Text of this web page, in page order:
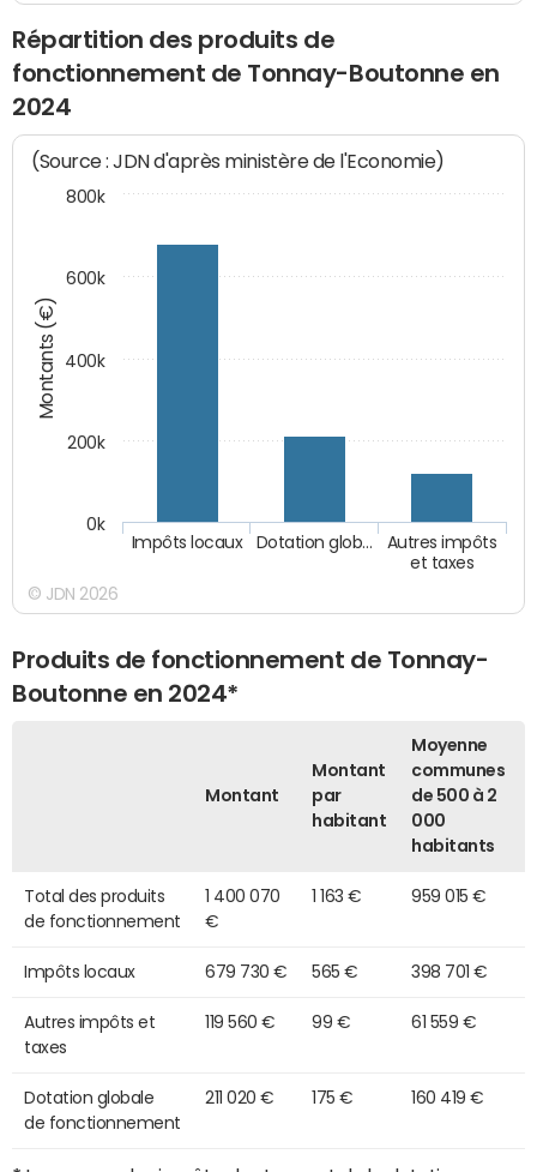
Répartition des produits de
fonctionnement de Tonnay-Boutonne en
2024
Montants (€)
(Source : JDN d'après ministère de l'Economie)
Autres impôts
et taxes
Dotation glob…
Impôts locaux
0k
200k
400k
600k
800k
© JDN 2026
Produits de fonctionnement de Tonnay-
Boutonne en 2024*
Montant
Montant
par
habitant
Moyenne
communes
de 500 à 2
000
habitants
Total des produits
de fonctionnement
1 400 070
€
1 163 € 959 015 €
Impôts locaux 679 730 € 565 € 398 701 €
Autres impôts et
taxes
119 560 € 99 € 61 559 €
Dotation globale
de fonctionnement
211 020 € 175 € 160 419 €